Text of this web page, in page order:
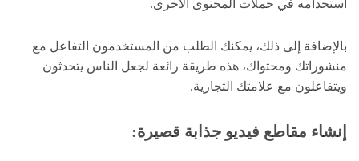
استخدامه في حملات المحتوى الأخرى.
بالإضافة إلى ذلك، يمكنك الطلب من المستخدمون التفاعل مع
منشوراتك ومحتواك، هذه طريقة رائعة لجعل الناس يتحدثون
ويتفاعلون مع علامتك التجارية.
إنشاء مقاطع فيديو جذابة قصيرة: